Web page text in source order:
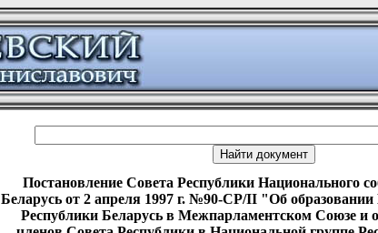
Постановление Совета Республики Национального
Беларусь от 2 апреля 1997 г. №90-СР/II "Об
Республики Беларусь в Межпарламентском Союзе и о